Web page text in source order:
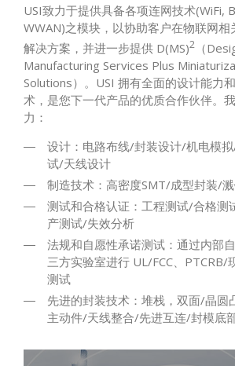
USI致力于提供具备各项连网技术(WiFi,
WWAN)之模块，以协助客户在物联网相
解决方案，并进一步提供 D(MS)2 （
Manufacturing Services Plus
Solutions）。USI 拥有全面的设计能力
术，是您下一代产品的优质合作伙伴。
力：
设计：电路布线/封装设计/机电模
试/天线设计
制造技术：高密度SMT/成型封装/
测试和合格认证：工程测试/合格测
产测试/失效分析
法规和自愿性承诺测试：通过内部
三方实验室进行 UL/FCC、PTCRB/
测试
先进的封装技术：堆栈，双面/晶圆
主动件/天线整合/先进互连/封模底